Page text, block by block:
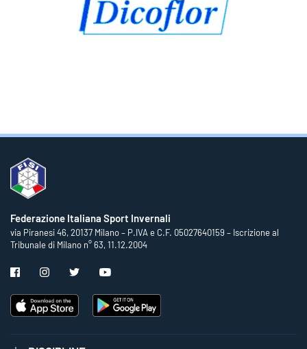
Federazione Italiana Sport Invernali
via Piranesi 46, 20137 Milano – P.IVA e C.F. 05027640159 – Iscrizione al
Tribunale di Milano n° 63, 11.12.2004